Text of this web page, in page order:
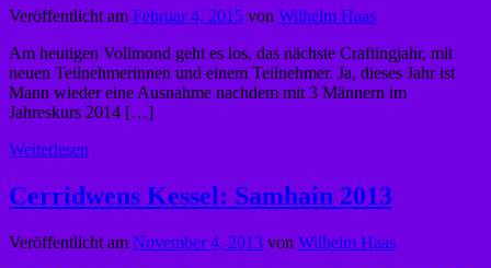
Veröffentlicht am Februar 4, 2015 von Wilhelm Haas
Am heutigen Vollmond geht es los, das nächste Craftingjahr, mit
neuen Teilnehmerinnen und einem Teilnehmer. Ja, dieses Jahr ist
Mann wieder eine Ausnahme nachdem mit 3 Männern im
Jahreskurs 2014 […]
Weiterlesen
Cerridwens Kessel: Samhain 2013
Veröffentlicht am November 4, 2013 von Wilhelm Haas